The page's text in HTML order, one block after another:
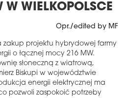
WIELKOPOLSCE
Opr./edited by MF
zakup projektu hybrydowej farmy
o łącznej mocy 216 MW.
słoneczną z wiatrową,
Biskupi w województwie
energii elektrycznej ma
pozwoli zaspokoić potrzeby